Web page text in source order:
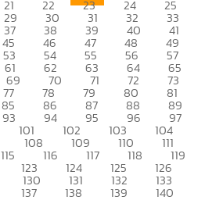
21 22 23 24 25
29 30 31 32 33
37 38 39 40 41
45 46 47 48 49
53 54 55 56 57
61 62 63 64 65
69 70 71 72 73
77 78 79 80 81
85 86 87 88 89
93 94 95 96 97
101 102 103 104
108 109 110 111
115 116 117 118 119
123 124 125 126
130 131 132 133
137 138 139 140